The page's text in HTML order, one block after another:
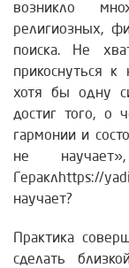
возникло
религиозных,
поиска. Не
прикоснуться
хотя бы одну
достиг того, о
гармонии и
не
Гераклhttps://
научает?
Практика
сделать